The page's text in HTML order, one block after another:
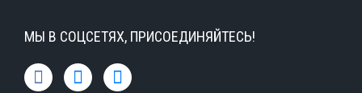
МЫ В СОЦСЕТЯХ, ПРИСОЕДИНЯЙТЕСЬ!